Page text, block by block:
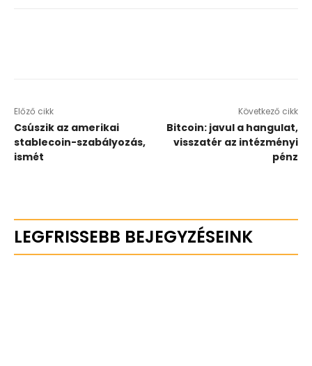
Előző cikk
Csúszik az amerikai
stablecoin-szabályozás,
ismét
Következő cikk
Bitcoin: javul a hangulat,
visszatér az intézményi
pénz
LEGFRISSEBB BEJEGYZÉSEINK